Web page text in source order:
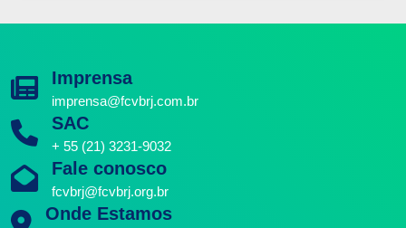
Imprensa
imprensa@fcvbrj.com.br
SAC
+ 55 (21) 3231-9032
Fale conosco
fcvbrj@fcvbrj.org.br
Onde Estamos